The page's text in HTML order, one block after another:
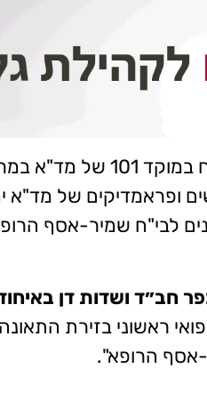
ופראמדיקים של מד"א
חב״ד ושדות דן
אסף הרופא".